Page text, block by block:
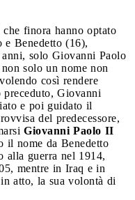
finora hanno optato
Benedetto (16),
solo Giovanni Paolo
solo un nome non
così rendere
Giovanni
e poi guidato il
del predecessore,
Giovanni Paolo II
il nome da Benedetto
alla guerra nel 1914,
mentre in Iraq e in
atto, la sua volontà di